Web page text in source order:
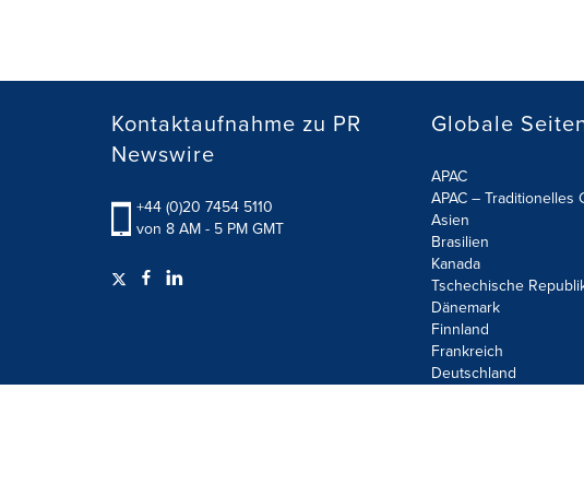
Kontaktaufnahme zu PR
Newswire
+44 (0)20 7454 5110
von 8 AM - 5 PM GMT
Globale
APAC
APAC – Traditionelles
Asien
Brasilien
Kanada
Tschechische
Dänemark
Finnland
Frankreich
Deutschland